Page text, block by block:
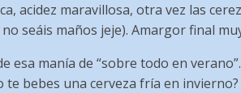
acidez maravillosa, otra vez las
seáis maños jeje). Amargor final
esa manía de “sobre todo en
bebes una cerveza fría en